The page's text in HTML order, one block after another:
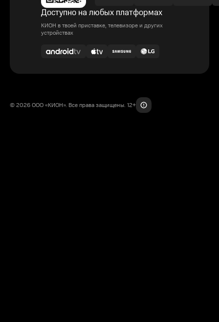
Доступно на любых платформах
КИОН в твоей приставке, телевизоре и других
устройствах
© 2026 ООО «КИОН». Все права защищены. 12+